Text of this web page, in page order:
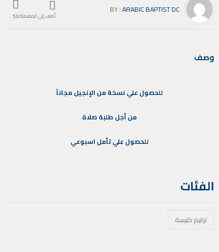
أضف إلى المفضلة53
BY :ARABIC BAPTIST DC
وصف
للحصول علي نسخة من الإنجيل مجاناً
منأجل طلبة صلاة
للحصول عليتأمل اسبوعي
الفئات
ترانيم كنيسة